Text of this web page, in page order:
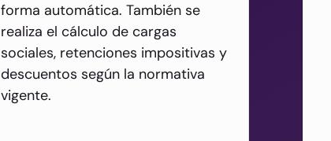
forma automática. También se
realiza el cálculo de cargas
sociales, retenciones impositivas y
descuentos según la normativa
vigente.